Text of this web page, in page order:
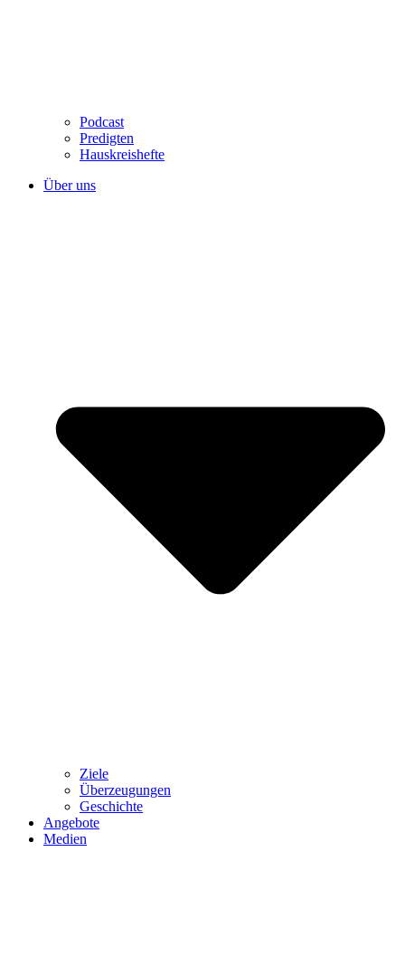
Podcast
Predigten
Hauskreishefte
Über uns
Ziele
Überzeugungen
Geschichte
Angebote
Medien